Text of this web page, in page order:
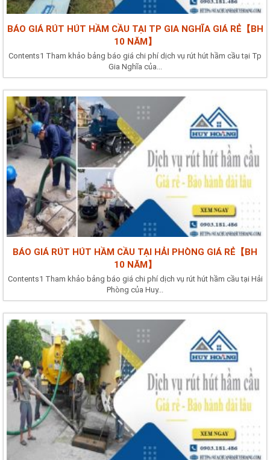
BÁO GIÁ RÚT HÚT HẦM CẦU TẠI TP GIA NGHĨA GIÁ RẺ【BH
10 NĂM】
Contents1 Tham khảo bảng báo giá chi phí dịch vụ rút hút hầm cầu tại Tp
Gia Nghĩa của...
BÁO GIÁ RÚT HÚT HẦM CẦU TẠI HẢI PHÒNG GIÁ RẺ【BH
10 NĂM】
Contents1 Tham khảo bảng báo giá chi phí dịch vụ rút hút hầm cầu tại Hải
Phòng của Huy...